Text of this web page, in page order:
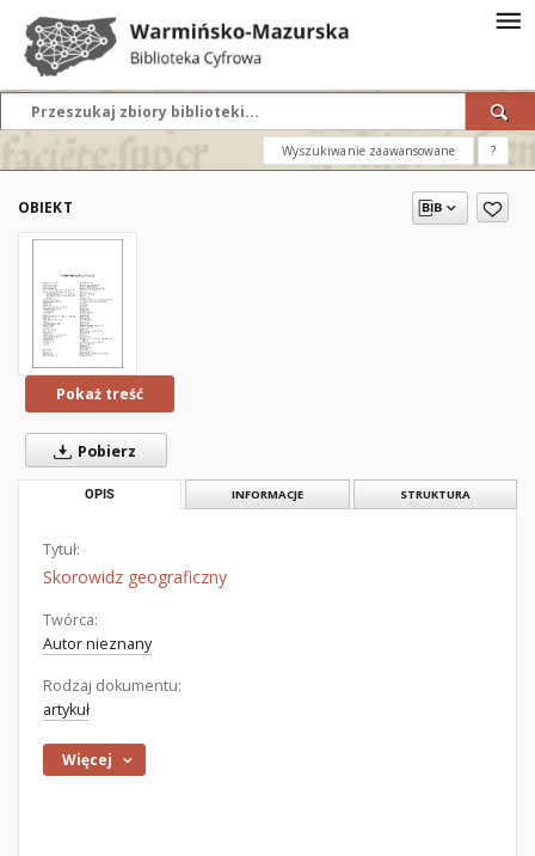
Wyszukiwanie zaawansowane ?
OBIEKT
Pokaż treść
Pobierz
OPIS INFORMACJE STRUKTURA
Tytuł:
Skorowidz geograficzny
Twórca:
Autor nieznany
Rodzaj dokumentu:
artykuł
Więcej